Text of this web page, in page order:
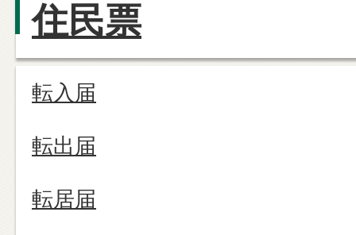
住民票
転入届
転出届
転居届